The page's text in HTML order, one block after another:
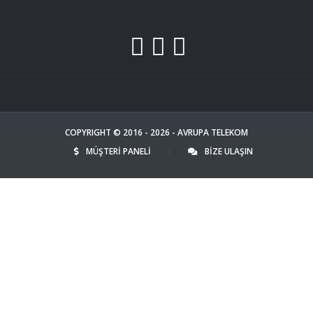
COPYRIGHT © 2016 - 2026 - AVRUPA TELEKOM
MÜŞTERİ PANELİ
BİZE ULAŞIN